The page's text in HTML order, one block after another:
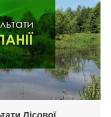
Лісової